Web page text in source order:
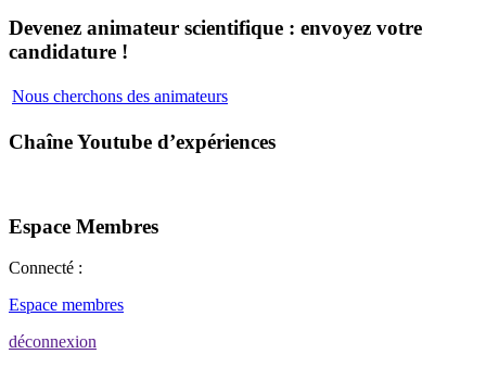
Devenez animateur scientifique : envoyez votre
candidature !
Nous cherchons des animateurs
Chaîne Youtube d’expériences
Espace Membres
Connecté :
Espace membres
déconnexion